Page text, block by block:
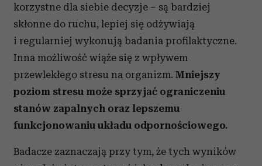
korzystne dla siebie decyzje – są bardziej
skłonne do ruchu, lepiej się odżywiają
i regularniej wykonują badania profilaktyczne.
Inna możliwość wiąże się z wpływem
przewlekłego stresu na organizm. Mniejszy
poziom stresu może sprzyjać ograniczeniu
stanów zapalnych oraz lepszemu
funkcjonowaniu układu odpornościowego.
Badacze zaznaczają przy tym, że tych wyników